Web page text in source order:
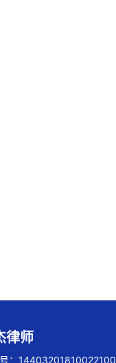
律师
：14403201810022100